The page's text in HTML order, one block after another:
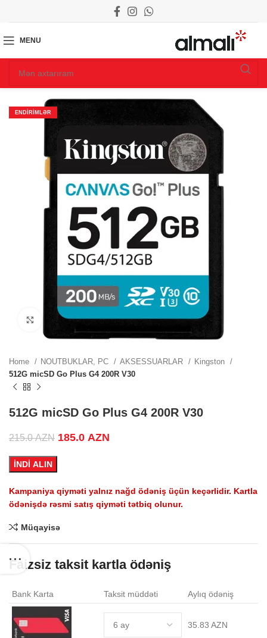
MENU
ENDIRIMLƏR
Click to enlarge
Home NOUTBUKLAR, PC AKSESSUARLAR
Kingston
512G micSD Go Plus G4 200R V30
512G micSD Go Plus G4 200R V30
215.0AZN Original price was: 215.0 AZN.
185.0 AZN
İNDİ ALIN
Kampaniya qiyməti yalnız nağd ödəniş üçün keçərlidir. Kartla
ödənişdə rəsmi satış qiyməti tətbiq olunur.
Müqayisə
Faizsiz taksit kartla ödəniş
Bank Karta Taksit müddəti Aylıq ödəniş
35.83 AZN